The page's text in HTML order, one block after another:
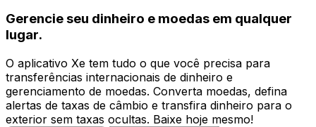
Gerencie seu dinheiro e moedas em qualquer
lugar.
O aplicativo Xe tem tudo o que você precisa para
transferências internacionais de dinheiro e
gerenciamento de moedas. Converta moedas, defina
alertas de taxas de câmbio e transfira dinheiro para o
exterior sem taxas ocultas. Baixe hoje mesmo!